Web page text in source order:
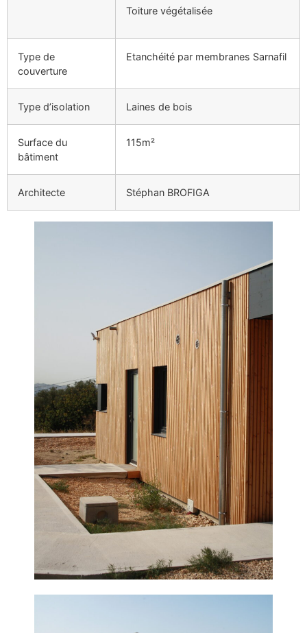
Toiture végétalisée
Type de
couverture
Etanchéité par membranes Sarnafil
Type d’isolation Laines de bois
Surface du
bâtiment
115m²
Architecte Stéphan BROFIGA